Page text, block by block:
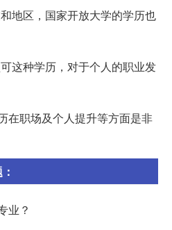
地区，国家开放大学的学历也
这种学历，对于个人的职业发
在职场及个人提升等方面是非
业？